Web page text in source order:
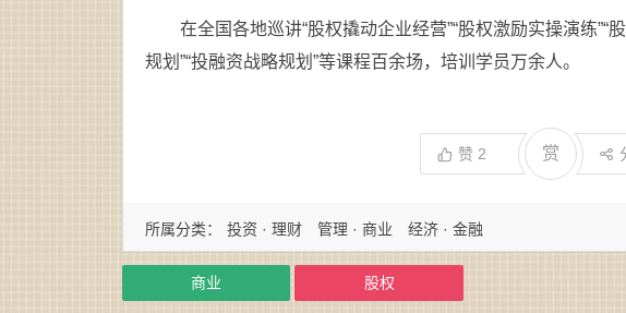
在全国各地巡讲“股权撬动企业经营”“股权激励实操演练”“
规划”“投融资战略规划”等课程百余场，培训学员万余人。
赞 2 赏
所属分类： 投资 · 理财 管理 · 商业 经济 · 金融
商业 股权